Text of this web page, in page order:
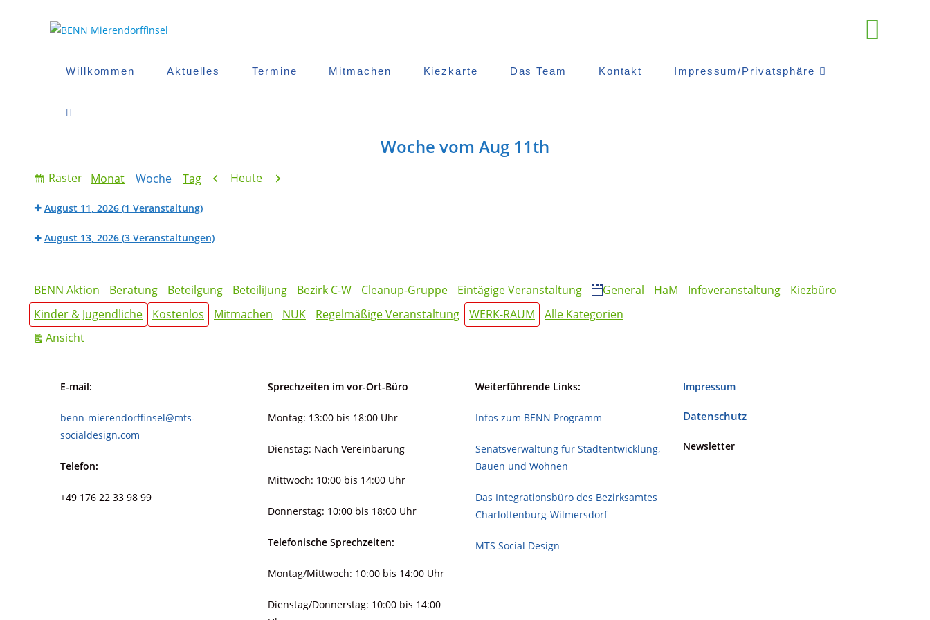
Willkommen Aktuelles Termine Mitmachen Kiezkarte Das Team Kontakt Impressum/Privatsphäre
Website-
Woche vom Aug 11th
Anzeigen
Raster Monat Woche Tag Zurück
Heute Weiter
August 11, 2026 (1 Veranstaltung)
Werk_Raum:
August 13, 2026 (3 Veranstaltungen)
Mietpreisprüfstelle
(HaM
Angebot)
in
der
Mierendorffinsel
Werk_Raum:
Nähwerkstatt
Kategorien
BENN Aktion Beratung Beteilgung BeteiliJung Bezirk C-W Cleanup-Gruppe Eintägige Veranstaltung General HaM Infoveranstaltung
Kiezbüro
Kinder & Jugendliche
Kostenlos Mitmachen NUK Regelmäßige Veranstaltung WERK-RAUM
Alle Kategorien
Ansichtausdrucken
E-mail:
benn-mierendorffinsel@mts-
socialdesign.com
Telefon:
+49 176 22 33 98 99
Sprechzeiten im vor-Ort-Büro
Montag: 13:00 bis 18:00 Uhr
Dienstag: Nach Vereinbarung
Mittwoch: 10:00 bis 14:00 Uhr
Donnerstag: 10:00 bis 18:00 Uhr
Telefonische Sprechzeiten:
Montag/Mittwoch: 10:00 bis 14:00 Uhr
Dienstag/Donnerstag: 10:00 bis 14:00
Weiterführende Links:
Infos zum BENN Programm
Senatsverwaltung für Stadt­ent­wicklung,
Bauen und Wohnen
Das Integrationsbüro des Bezirksamtes
Charlottenburg-Wilmersdorf
MTS Social Design
Impressum
Datenschutz
Newsletter